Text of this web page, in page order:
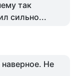
так
сильно...
Не